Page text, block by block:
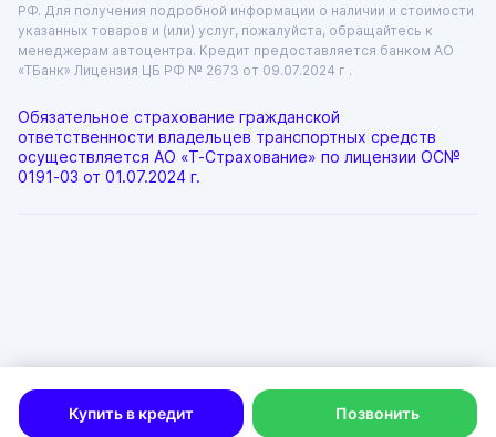
Купить в кредит Позвонить
РФ. Для получения подробной информации о наличии и стоимости
указанных товаров и (или) услуг, пожалуйста, обращайтесь к
менеджерам автоцентра. Кредит предоставляется банком АО
«ТБанк» Лицензия ЦБ РФ № 2673 от 09.07.2024 г .
Обязательное страхование гражданской
ответственности владельцев транспортных средств
осуществляется АО «Т-Страхование» по лицензии ОС№
0191-03 от 01.07.2024 г.
Согласие на рекламную рассылку